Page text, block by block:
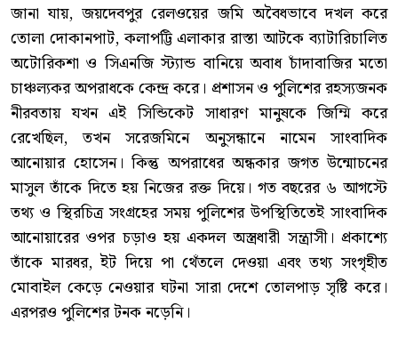
জানা যায়, জয়দেবপুর রেলওয়ের জমি অবৈধভাবে দখল করে
তোলা দোকানপাট, কলাপট্টি এলাকার রাস্তা আটকে ব্যাটারিচালিত
অটোরিকশা ও সিএনজি স্ট্যান্ড বানিয়ে অবাধ চাঁদাবাজির মতো
চাঞ্চল্যকর অপরাধকে কেন্দ্র করে। প্রশাসন ও পুলিশের রহস্যজনক
নীরবতায় যখন এই সিন্ডিকেট সাধারণ মানুষকে জিম্মি করে
রেখেছিল, তখন সরেজমিনে অনুসন্ধানে নামেন সাংবাদিক
আনোয়ার হোসেন। কিন্তু অপরাধের অন্ধকার জগত উন্মোচনের
মাসুল তাঁকে দিতে হয় নিজের রক্ত দিয়ে। গত বছরের ৬ আগস্টে
তথ্য ও স্থিরচিত্র সংগ্রহের সময় পুলিশের উপস্থিতিতেই সাংবাদিক
আনোয়ারের ওপর চড়াও হয় একদল অস্ত্রধারী সন্ত্রাসী। প্রকাশ্যে
তাঁকে মারধর, ইট দিয়ে পা থেঁতলে দেওয়া এবং তথ্য সংগৃহীত
মোবাইল কেড়ে নেওয়ার ঘটনা সারা দেশে তোলপাড় সৃষ্টি করে।
এরপরও পুলিশের টনক নড়েনি।